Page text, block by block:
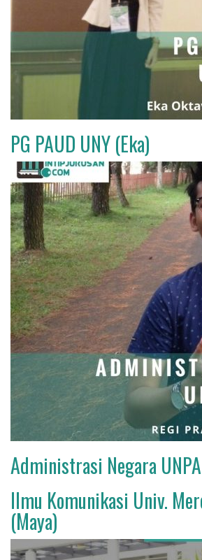
PG PAUD UNY (Eka)
Administrasi Negara
Ilmu Komunikasi Univ.
(Maya)